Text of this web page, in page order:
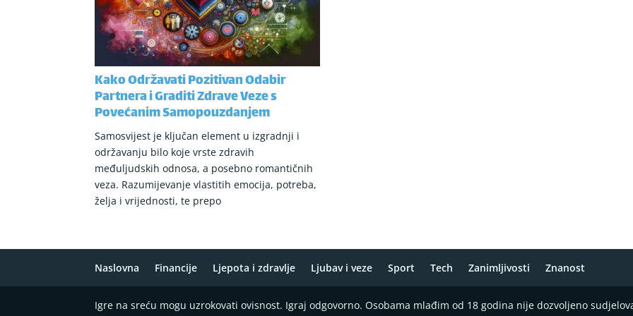
Kako Održavati Pozitivan Odabir
Partnera i Graditi Zdrave Veze s
Povećanim Samopouzdanjem
Samosvijest je ključan element u izgradnji i
održavanju bilo koje vrste zdravih
međuljudskih odnosa, a posebno romantičnih
veza. Razumijevanje vlastitih emocija, potreba,
želja i vrijednosti, te prepo
Naslovna Financije Ljepota i zdravlje Ljubav i veze Sport Tech Zanimljivosti Znanost
Igre na sreću mogu uzrokovati ovisnost. Igraj odgovorno. Osobama mlađim od 18 godina nije dozvoljeno